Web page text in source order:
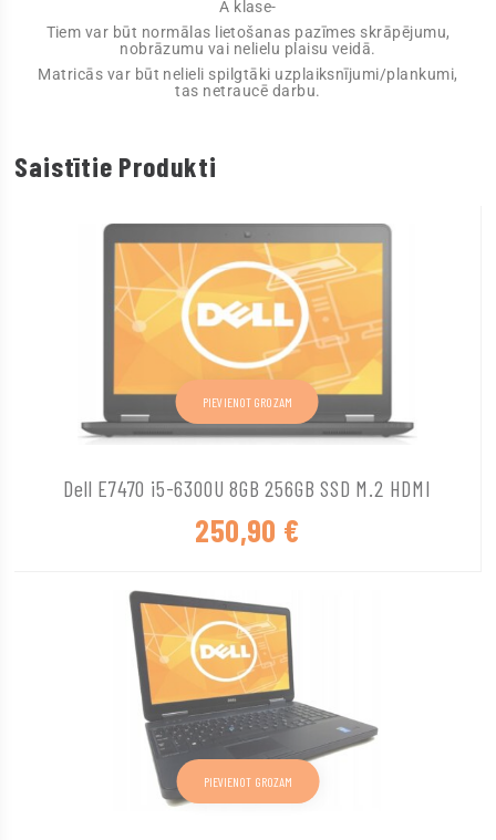
A klase-
Tiem var būt normālas lietošanas pazīmes skrāpējumu,
nobrāzumu vai nelielu plaisu veidā.
Matricās var būt nelieli spilgtāki uzplaiksnījumi/plankumi,
tas netraucē darbu.
Saistītie Produkti
Dell E7470 i5-6300U 8GB 256GB SSD M.2 HDMI
250,90 €
PIEVIENOT GROZAM
PIEVIENOT GROZAM